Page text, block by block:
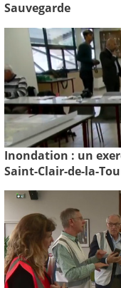
Sauvegarde
Inondation : un
Saint-Clair-de-la-